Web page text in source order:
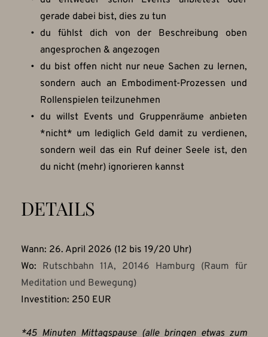
gerade dabei bist, dies zu tun
du fühlst dich von der Beschreibung oben
angesprochen & angezogen
du bist offen nicht nur neue Sachen zu lernen,
sondern auch an Embodiment-Prozessen und
Rollenspielen teilzunehmen
du willst Events und Gruppenräume anbieten
*nicht* um lediglich Geld damit zu verdienen,
sondern weil das ein Ruf deiner Seele ist, den
du nicht (mehr) ignorieren kannst
DETAILS
Wann: 26. April 2026 (12 bis 19/20 Uhr)
Wo: Rutschbahn 11A, 20146 Hamburg (Raum für
Meditation und Bewegung)
Investition: 250 EUR
*45 Minuten Mittagspause (alle bringen etwas zum